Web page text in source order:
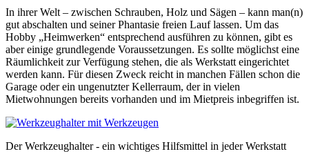
In ihrer Welt – zwischen Schrauben, Holz und Sägen – kann man(n)
gut abschalten und seiner Phantasie freien Lauf lassen. Um das
Hobby „Heimwerken“ entsprechend ausführen zu können, gibt es
aber einige grundlegende Voraussetzungen. Es sollte möglichst eine
Räumlichkeit zur Verfügung stehen, die als Werkstatt eingerichtet
werden kann. Für diesen Zweck reicht in manchen Fällen schon die
Garage oder ein ungenutzter Kellerraum, der in vielen
Mietwohnungen bereits vorhanden und im Mietpreis inbegriffen ist.
Der Werkzeughalter - ein wichtiges Hilfsmittel in jeder Werkstatt